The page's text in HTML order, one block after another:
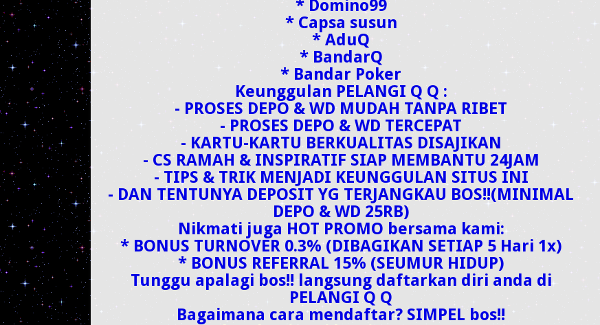
* Domino99
* Capsa susun
* AduQ
* BandarQ
* Bandar Poker
Keunggulan PELANGI Q Q :
- PROSES DEPO & WD MUDAH TANPA RIBET
- PROSES DEPO & WD TERCEPAT
- KARTU-KARTU BERKUALITAS DISAJIKAN
- CS RAMAH & INSPIRATIF SIAP MEMBANTU 24JAM
- TIPS & TRIK MENJADI KEUNGGULAN SITUS INI
- DAN TENTUNYA DEPOSIT YG TERJANGKAU BOS!!(MINIMAL
DEPO & WD 25RB)
Nikmati juga HOT PROMO bersama kami:
* BONUS TURNOVER 0.3% (DIBAGIKAN SETIAP 5 Hari 1x)
* BONUS REFERRAL 15% (SEUMUR HIDUP)
Tunggu apalagi bos!! langsung daftarkan diri anda di
PELANGI Q Q
Bagaimana cara mendaftar? SIMPEL bos!!